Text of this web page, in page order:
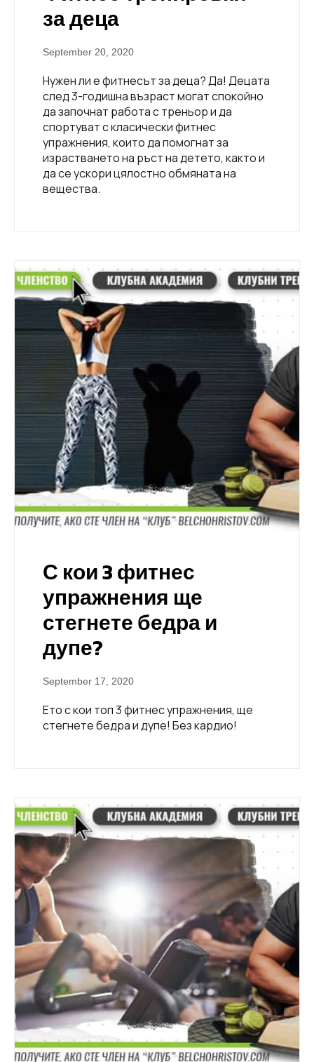
за деца
September 20, 2020
Нужен ли е фитнесът за деца? Да! Децата
след 3-годишна възраст могат спокойно
да започнат работа с треньор и да
спортуват с класически фитнес
упражнения, които да помогнат за
израстването на ръст на детето, както и
да се ускори цялостно обмяната на
вещества.
С кои 3 фитнес
упражнения ще
стегнете бедра и
дупе?
September 17, 2020
Ето с кои топ 3 фитнес упражнения, ще
стегнете бедра и дупе! Без кардио!